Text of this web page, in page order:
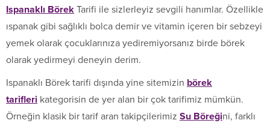
Ispanaklı Börek Tarifi ile sizlerleyiz sevgili hanımlar. Özellikle
ıspanak gibi sağlıklı bolca demir ve vitamin içeren bir sebzeyi
yemek olarak çocuklarınıza yediremiyorsanız birde börek
olarak yedirmeyi deneyin derim.
Ispanaklı Börek tarifi dışında yine sitemizin börek
tarifleri kategorisin de yer alan bir çok tarifimiz mümkün.
Örneğin klasik bir tarif aran takipçilerimiz Su Böreğini, farklı